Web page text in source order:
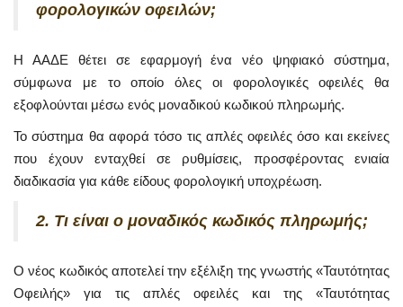
φορολογικών οφειλών;
Η ΑΑΔΕ θέτει σε εφαρμογή ένα νέο ψηφιακό σύστημα,
σύμφωνα με το οποίο όλες οι φορολογικές οφειλές θα
εξοφλούνται μέσω ενός μοναδικού κωδικού πληρωμής.
Το σύστημα θα αφορά τόσο τις απλές οφειλές όσο και εκείνες
που έχουν ενταχθεί σε ρυθμίσεις, προσφέροντας ενιαία
διαδικασία για κάθε είδους φορολογική υποχρέωση.
2. Τι είναι ο μοναδικός κωδικός πληρωμής;
Ο νέος κωδικός αποτελεί την εξέλιξη της γνωστής «Ταυτότητας
Οφειλής» για τις απλές οφειλές και της «Ταυτότητας